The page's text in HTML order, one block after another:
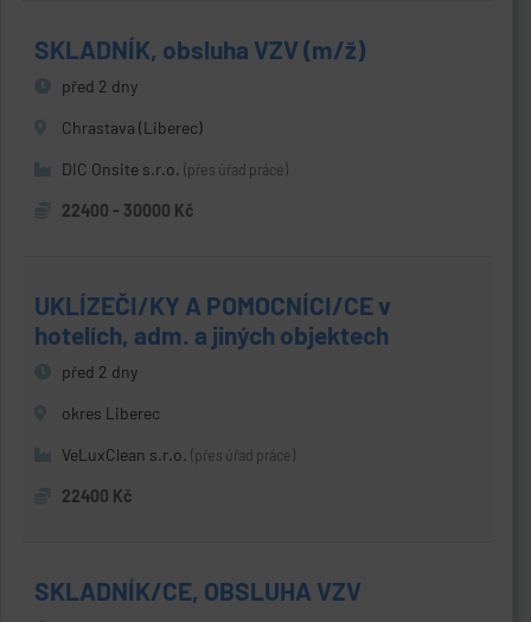
SKLADNÍK, obsluha VZV (m/ž)
před 2 dny
Chrastava (Liberec)
DIC Onsite s.r.o. (přes úřad práce)
22400 - 30000 Kč
UKLÍZEČI/KY A POMOCNÍCI/CE v
hotelích, adm. a jiných objektech
před 2 dny
okres Liberec
VeLuxClean s.r.o. (přes úřad práce)
22400 Kč
SKLADNÍK/CE, OBSLUHA VZV